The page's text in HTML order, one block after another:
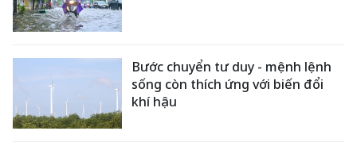
Bước chuyển tư duy - mệnh lệnh
sống còn thích ứng với biến đổi
khí hậu